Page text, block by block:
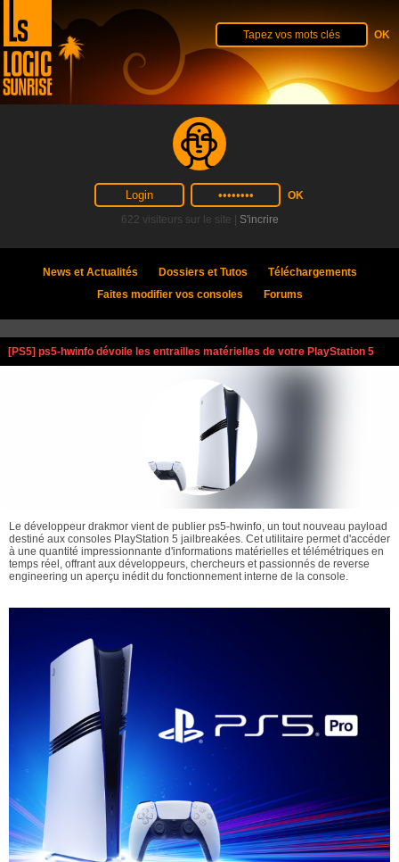
622 visiteurs sur le site | S'incrire
News et Actualités Dossiers et Tutos
Téléchargements
Faites modifier vos consoles
Forums
[PS5] ps5-hwinfo dévoile les entrailles matérielles de votre PlayStation 5
Le développeur drakmor vient de publier ps5-hwinfo, un tout nouveau payload
destiné aux consoles PlayStation 5 jailbreakées. Cet utilitaire permet d'accéder
à une quantité impressionnante d'informations matérielles et télémétriques en
temps réel, offrant aux développeurs, chercheurs et passionnés de reverse
engineering un aperçu inédit du fonctionnement interne de la console.